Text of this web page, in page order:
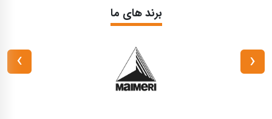
برند های ما
‹
›